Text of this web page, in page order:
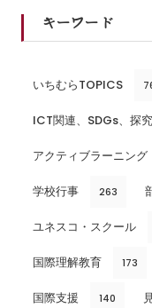
キーワード
いちむらTOPICS
ICT関連、SDGs、探
アクティブラーニング
学校行事 263
ユネスコ・スクール
国際理解教育 173
国際支援 140